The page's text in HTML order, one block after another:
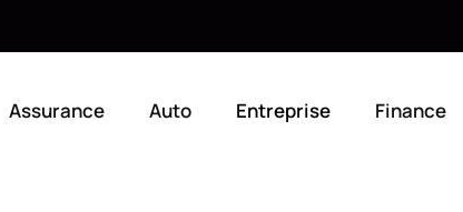
Assurance Auto Entreprise Finance